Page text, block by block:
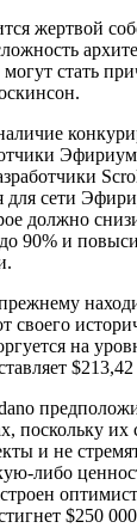
жертвой
стать
сети
должно
90% и
своего
на
поскольку их
и не
либо
$250